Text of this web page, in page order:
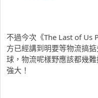
不過今次《The Last of Us
方已經講到明要等物流搞
球，物流呢樣野應該都幾
強大！